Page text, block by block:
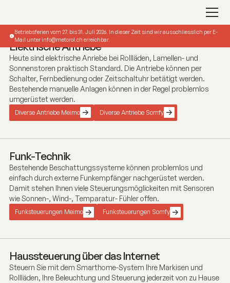
Betriebsferien vom 27. bis 31. Juli 2026. In dieser Zeit sind wir ausschliesslich per E-
Mail unter info@metorol.ch erreichbar.
Sie möchten ein Smarthome-System oder einfach nur einen
elektrischen Antrieb für Ihre Storen? Wir bieten eine breite
Auswahl an Produkten für die intelligente
Gebäudeautomatisierung. Wenn Sie also das Gurtziehen oder
Kurbeln satt haben, gleichzeitig in Ihre Sicherheit investieren
möchten und Energie sowie Zeit sparen wollen, dann haben wir
die passende Lösung für Sie, egal ob in einem Neubau oder bei
einer Renovation.
Elektrische Antriebe
Heute sind elektrische Anriebe bei Rollläden, Lamellen- und
Sonnenstoren praktisch Standard. Die Antriebe können per
Schalter, Fernbedienung oder Zeitschaltuhr betätigt werden.
Bestehende manuelle Anlagen können in der Regel problemlos
umgerüstet werden.
Diverse Antriebe Meimo Diverse Antriebe Somfy
Funk-Technik
Bestehende Beschattungssysteme können problemlos und
einfach durch externe Funkempfänger nachgerüstet werden.
Damit stehen Ihnen viele Steuerungsmöglickeiten mit Sensoren
wie Sonnen-, Wind-, Temparatur- Fühler offen.
Funksteuerungen Meimo Funksteuerungen Somfy
Haussteuerung über das Internet
Steuern Sie mit dem Smarthome-System Ihre Markisen und
Rollläden, Ihre Beleuchtung und Steuerung jederzeit von zu Hause